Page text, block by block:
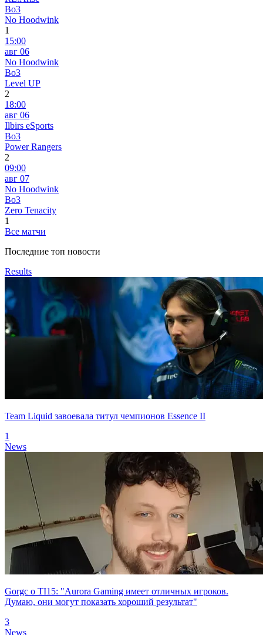
Bo3
No Hoodwink
1
15:00
авг 06
No Hoodwink
Bo3
Level UP
2
18:00
авг 06
Ilbirs eSports
Bo3
Power Rangers
2
09:00
авг 07
No Hoodwink
Bo3
Zero Tenacity
1
Все матчи
Последние топ новости
Results
Team Liquid завоевала титул чемпионов Essence II
1
News
Gorgc о TI15: "Aurora Gaming имеет отличных игроков.
Думаю, они могут показать хороший результат"
3
News